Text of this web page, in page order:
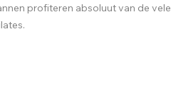
profiteren absoluut van de vele